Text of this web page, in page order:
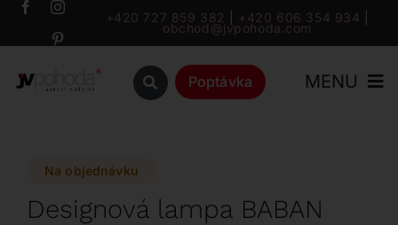
Přeskočit
+420 727 859 382 +420 606 354 934
obchod@jvpohoda.com
Poptávka MENU
Na objednávku
Designová lampa BABAN